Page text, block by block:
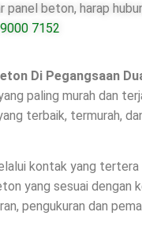
panel beton, harap
7152
Di Pegangsaan
paling murah dan
terbaik, termurah,
kontak yang
yang sesuai dengan
pengukuran dan